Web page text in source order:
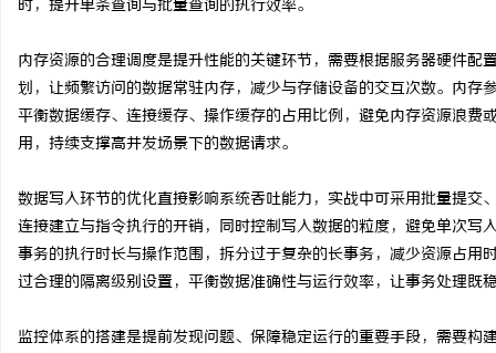
时，提升单条查询与批量查询的执行效率。
内存资源的合理调度是提升性能的关键环节，需要根据服务器硬件
划，让频繁访问的数据常驻内存，减少与存储设备的交互次数。内
平衡数据缓存、连接缓存、操作缓存的占用比例，避免内存资源浪
用，持续支撑高并发场景下的数据请求。
数据写入环节的优化直接影响系统吞吐能力，实战中可采用批量提
连接建立与指令执行的开销，同时控制写入数据的粒度，避免单次
事务的执行时长与操作范围，拆分过于复杂的长事务，减少资源占
过合理的隔离级别设置，平衡数据准确性与运行效率，让事务处理既
监控体系的搭建是提前发现问题、保障稳定运行的重要手段，需要
哪些行业秘诀？